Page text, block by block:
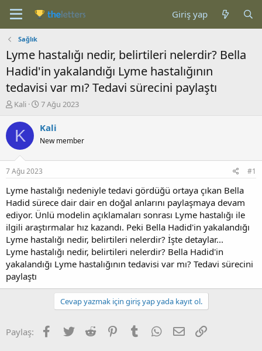
Giriş yap
Sağlık
Lyme hastalığı nedir, belirtileri nelerdir? Bella
Hadid'in yakalandığı Lyme hastalığının
tedavisi var mı? Tedavi sürecini paylaştı
K
n
b
u
u
b
a
l
a
t
a
n
Kali
B
ş
a
g
ı
ç
a
r
i
h
i
7 Ağu 2023
K Kali
New member
7 Ağu 2023 #1
Lyme hastalığı nedeniyle tedavi gördüğü ortaya çıkan Bella
Hadid sürece dair dair en doğal anlarını paylaşmaya devam
ediyor. Ünlü modelin açıklamaları sonrası Lyme hastalığı ile
ilgili araştırmalar hız kazandı. Peki Bella Hadid'in yakalandığı
Lyme hastalığı nedir, belirtileri nelerdir? İşte detaylar...
Lyme hastalığı nedir, belirtileri nelerdir? Bella Hadid'in
yakalandığı Lyme hastalığının tedavisi var mı? Tedavi sürecini
paylaştı
Cevap yazmak için giriş yap yada kayıt ol.
Paylaş: Facebook
Twitter Reddit PinterestTumblr WhatsApp
E-posta